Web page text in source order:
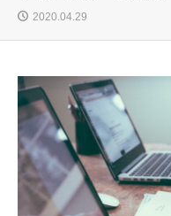
2020.04.29